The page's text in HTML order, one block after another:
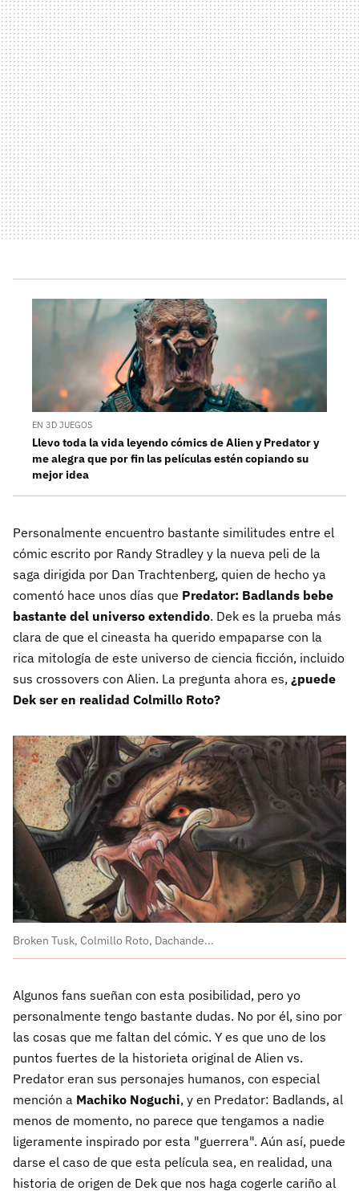
EN 3D JUEGOS
Llevo toda la vida leyendo cómics de Alien y Predator y
me alegra que por fin las películas estén copiando su
mejor idea
Personalmente encuentro bastante similitudes entre el
cómic escrito por Randy Stradley y la nueva peli de la
saga dirigida por Dan Trachtenberg, quien de hecho ya
comentó hace unos días que Predator: Badlands bebe
bastante del universo extendido. Dek es la prueba más
clara de que el cineasta ha querido empaparse con la
rica mitología de este universo de ciencia ficción, incluido
sus crossovers con Alien. La pregunta ahora es, ¿puede
Dek ser en realidad Colmillo Roto?
Broken Tusk, Colmillo Roto, Dachande...
Algunos fans sueñan con esta posibilidad, pero yo
personalmente tengo bastante dudas. No por él, sino por
las cosas que me faltan del cómic. Y es que uno de los
puntos fuertes de la historieta original de Alien vs.
Predator eran sus personajes humanos, con especial
mención a Machiko Noguchi, y en Predator: Badlands, al
menos de momento, no parece que tengamos a nadie
ligeramente inspirado por esta "guerrera". Aún así, puede
darse el caso de que esta película sea, en realidad, una
historia de origen de Dek que nos haga cogerle cariño al